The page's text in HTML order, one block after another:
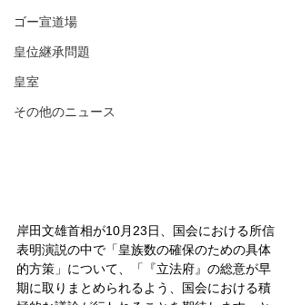
ゴー宣道場
皇位継承問題
皇室
その他のニュース
岸田文雄首相が10月23日、国会における所信
表明演説の中で「皇族数の確保のための具体
的方策」について、「『立法府』の総意が早
期に取りまとめられるよう、国会における積